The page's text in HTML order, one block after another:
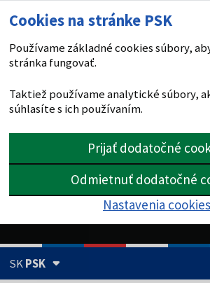
Cookies na stránke PSK
Používame základné cookies súbory,
stránka fungovať.
Taktiež používame analytické súbory,
súhlasíte s ich používaním.
Prijať dodatočné
Odmietnuť dodatočné
Nastavenia cookies
SKPSK